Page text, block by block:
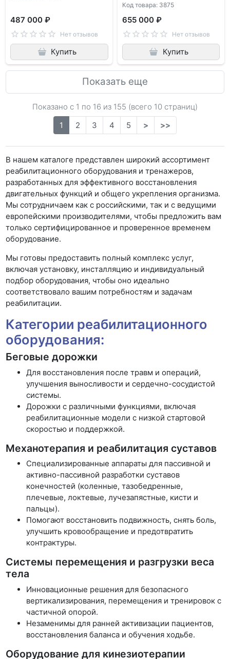
487 000 ₽
Нет отзывов
Купить
Код товара: 3875
655 000 ₽
Нет отзывов
Купить
Показать еще
Показано с 1 по 16 из 155 (всего 10 страниц)
1
2 3 4 5 > >>
В нашем каталоге представлен широкий ассортимент
реабилитационного оборудования и тренажеров,
разработанных для эффективного восстановления
двигательных функций и общего укрепления организма.
Мы сотрудничаем как с российскими, так и с ведущими
европейскими производителями, чтобы предложить вам
только сертифицированное и проверенное временем
оборудование.
Мы готовы предоставить полный комплекс услуг,
включая установку, инсталляцию и индивидуальный
подбор оборудования, чтобы оно идеально
соответствовало вашим потребностям и задачам
реабилитации.
Категории реабилитационного
оборудования:
Беговые дорожки
Для восстановления после травм и операций,
улучшения выносливости и сердечно-сосудистой
системы.
Дорожки с различными функциями, включая
реабилитационные модели с низкой стартовой
скоростью и поддержкой.
Механотерапия и реабилитация суставов
Специализированные аппараты для пассивной и
активно-пассивной разработки суставов
конечностей (коленные, тазобедренные,
плечевые, локтевые, лучезапястные, кисти и
пальцы).
Помогают восстановить подвижность, снять боль,
улучшить кровообращение и предотвратить
контрактуры.
Системы перемещения и разгрузки веса
тела
Инновационные решения для безопасного
вертикализирования, перемещения и тренировок с
частичной опорой.
Незаменимы для ранней активизации пациентов,
восстановления баланса и обучения ходьбе.
Оборудование для кинезиотерапии